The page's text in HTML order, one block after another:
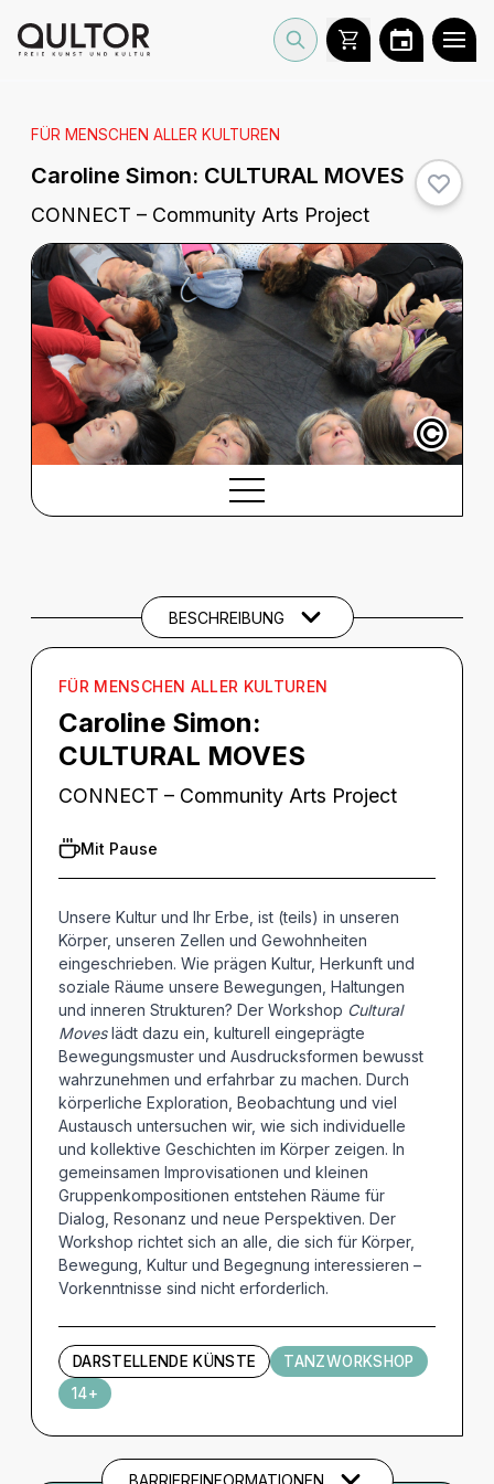
FÜR MENSCHEN ALLER KULTUREN
Caroline Simon: CULTURAL MOVES
CONNECT – Community Arts Project
©
THEMEN UND SCHLAGWÖRTER
BESCHREIBUNG
FÜR MENSCHEN ALLER KULTUREN
Caroline Simon:
CULTURAL MOVES
CONNECT – Community Arts Project
Mit Pause
Unsere Kultur und Ihr Erbe, ist (teils) in unseren
Körper, unseren Zellen und Gewohnheiten
eingeschrieben. Wie prägen Kultur, Herkunft und
soziale Räume unsere Bewegungen, Haltungen
und inneren Strukturen? Der Workshop Cultural
Moveslädt dazu ein, kulturell eingeprägte
Bewegungsmuster und Ausdrucksformen bewusst
wahrzunehmen und erfahrbar zu machen. Durch
körperliche Exploration, Beobachtung und viel
Austausch untersuchen wir, wie sich individuelle
und kollektive Geschichten im Körper zeigen. In
gemeinsamen Improvisationen und kleinen
Gruppenkompositionen entstehen Räume für
Dialog, Resonanz und neue Perspektiven. Der
Workshop richtet sich an alle, die sich für Körper,
Bewegung, Kultur und Begegnung interessieren –
Vorkenntnisse sind nicht erforderlich.
DARSTELLENDE KÜNSTE
TANZWORKSHOP
14+
BARRIEREINFORMATIONEN